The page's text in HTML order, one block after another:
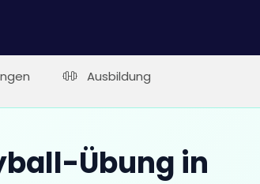
Ausbildung
Übung in